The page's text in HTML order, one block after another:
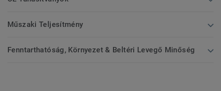
Műszaki Teljesítmény
Fenntarthatóság, Környezet & Beltéri Levegő Minőség